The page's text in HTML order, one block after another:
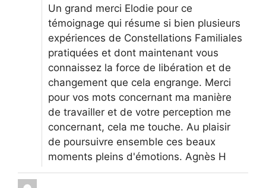
Un grand merci Elodie pour ce
témoignage qui résume si bien plusieurs
expériences de Constellations Familiales
pratiquées et dont maintenant vous
connaissez la force de libération et de
changement que cela engrange. Merci
pour vos mots concernant ma manière
de travailler et de votre perception me
concernant, cela me touche. Au plaisir
de poursuivre ensemble ces beaux
moments pleins d'émotions. Agnès H